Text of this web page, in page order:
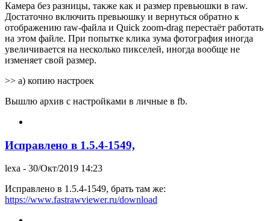
Камера без разницы, также как и размер превьюшки в raw.
Достаточно включить превьюшку и вернуться обратно к
отображению raw-файла и Quick zoom-drag перестаёт работать
на этом файле. При попытке клика зума фотография иногда
увеличивается на несколько пикселей, иногда вообще не
изменяет свой размер.
>> а) копию настроек
Вышлю архив с настройками в личные в fb.
Исправлено в 1.5.4-1549,
lexa - 30/Окт/2019 14:23
Исправлено в 1.5.4-1549, брать там же:
https://www.fastrawviewer.ru/download